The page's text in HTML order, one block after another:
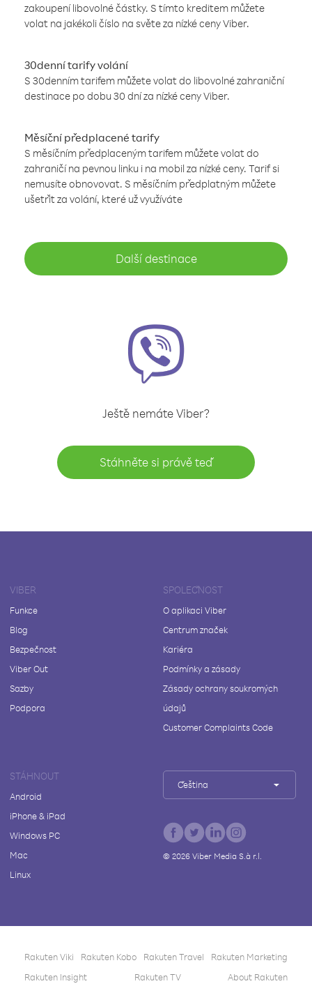
zakoupení libovolné částky. S tímto kreditem můžete
volat na jakékoli číslo na světe za nízké ceny Viber.
30denní tarify volání
S 30denním tarifem můžete volat do libovolné zahraniční
destinace po dobu 30 dní za nízké ceny Viber.
Měsíční předplacené tarify
S měsíčním předplaceným tarifem můžete volat do
zahraničí na pevnou linku i na mobil za nízké ceny. Tarif si
nemusíte obnovovat. S měsíčním předplatným můžete
ušetřit za volání, které už využíváte
Další destinace
Ještě nemáte Viber?
Stáhněte si právě teď
VIBER
Funkce
Blog
Bezpečnost
Viber Out
Sazby
Podpora
SPOLEČNOST
O aplikaci Viber
Centrum značek
Kariéra
Podmínky a zásady
Zásady ochrany soukromých
údajů
Customer Complaints Code
STÁHNOUT
Android
iPhone & iPad
Windows PC
Mac
Linux
Čeština
© 2026Viber Media S.à r.l.
Rakuten Viki Rakuten Kobo Rakuten Travel
Rakuten Marketing
Rakuten Insight
Rakuten TV About Rakuten